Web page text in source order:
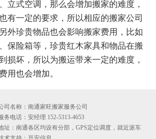
立式空调，那么会增加搬家的难度，
有一定的要求，所以相应的搬家公司
外珍贵物品也会影响搬家费用，比如
保险箱等，珍贵红木家具和物品在搬
损坏，所以为搬运带来一定的难度，
用也会增加。
司名称：南通家旺搬家服务公司
务电话：安经理 152-5313-4653
址：南通各区均设有分部，GPS定位调度，就近派车